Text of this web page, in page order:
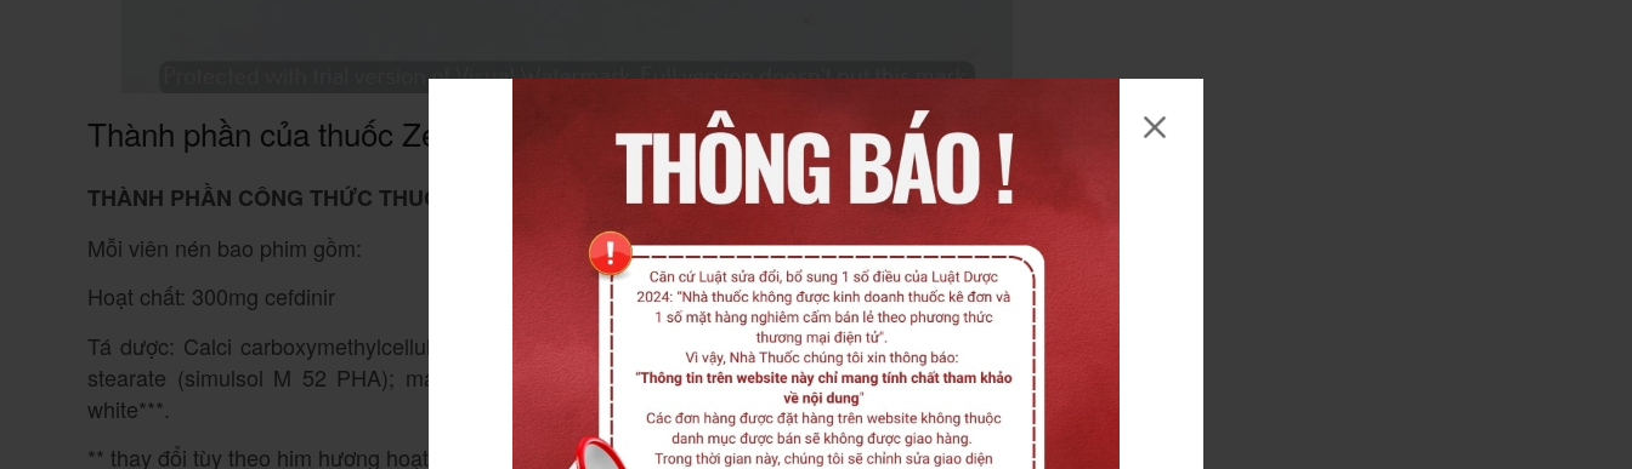
Thành phần của thuốc Zebacef 300mg
THÀNH PHẦN CÔNG THỨC THUỐC:
Mỗi viên nén bao phim gồm:
Hoạt chất: 300mg cefdinir
Tá dược: Calci carboxymethylcellulose (calci carmellose), cellulose vi tinh the PHI01; polyoxyl 40
stearate (simulsol M 52 PHA); magnesi stearat; koo silica khan (aerosil 200), opadry 7000 Y1
white***.
** thay đổi tùy theo him hương hoạt chất.